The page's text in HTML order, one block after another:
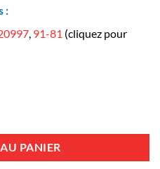
:
, 91-81 (cliquez pour
PANIER